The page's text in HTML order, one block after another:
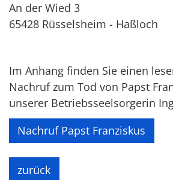
An der Wied 3
65428 Rüsselsheim - Haßloch
Im Anhang finden Sie einen
Nachruf zum Tod von Papst
unserer Betriebsseelsorgerin
Nachruf Papst Franziskus
zurück